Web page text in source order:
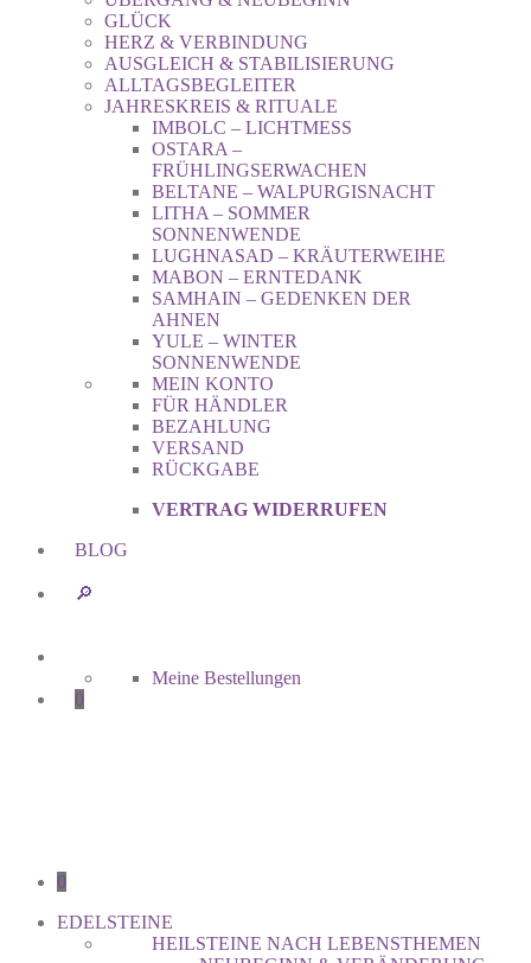
GLÜCK
HERZ & VERBINDUNG
AUSGLEICH & STABILISIERUNG
ALLTAGSBEGLEITER
JAHRESKREIS & RITUALE
IMBOLC – LICHTMESS
OSTARA –
FRÜHLINGSERWACHEN
BELTANE – WALPURGISNACHT
LITHA – SOMMER
SONNENWENDE
LUGHNASAD – KRÄUTERWEIHE
MABON – ERNTEDANK
SAMHAIN – GEDENKEN DER
AHNEN
YULE – WINTER
SONNENWENDE
MEIN KONTO
FÜR HÄNDLER
BEZAHLUNG
VERSAND
RÜCKGABE
VERTRAG WIDERRUFEN
BLOG
🔎︎
Meine Bestellungen
0
0
EDELSTEINE
HEILSTEINE NACH LEBENSTHEMEN